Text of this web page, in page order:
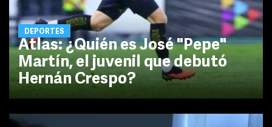
DEPORTES
Atlas: ¿Quién es José "Pepe"
Martín, el juvenil que debutó
Hernán Crespo?